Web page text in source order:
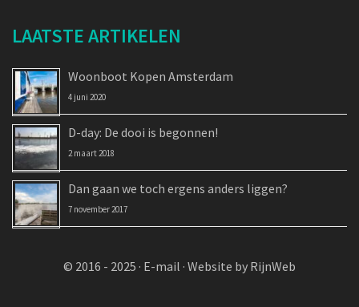
LAATSTE ARTIKELEN
Woonboot Kopen Amsterdam
4 juni 2020
D-day: De dooi is begonnen!
2 maart 2018
Dan gaan we toch ergens anders liggen?
7 november 2017
© 2016 - 2025 · E-mail · Website by RijnWeb